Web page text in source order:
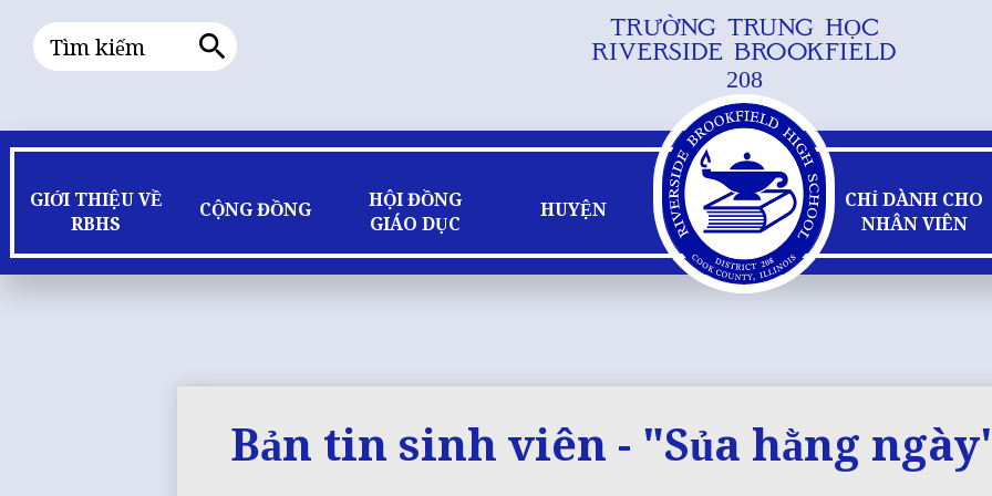
Bỏ
qua
nội
dung
chính
TRƯỜNG TRUNG HỌC
RIVERSIDE BROOKFIELD
208
GIỚI THIỆU VỀ
RBHS
CỘNG ĐỒNG
HỘI ĐỒNG
GIÁO DỤC
HUYỆN
CHỈ DÀNH CHO
NHÂN VIÊN
Tìm
kiếm
Bản tin sinh viên - "Sủa hằng